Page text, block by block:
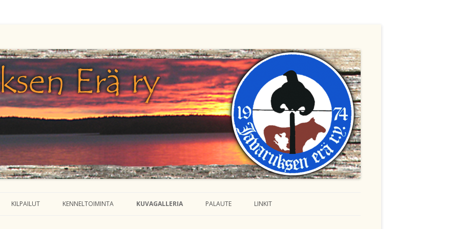
KILPAILUT KENNELTOIMINTA KUVAGALLERIA PALAUTE LINKIT